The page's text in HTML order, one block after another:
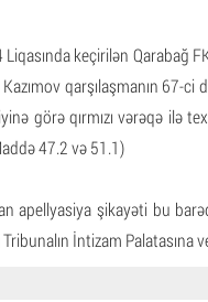
keçirilən Qarabağ
qarşılaşmanın 67-
görə qırmızı vərəqə ilə
47.2 və 51.1)
apellyasiya şikayəti bu
İntizam Palatasına